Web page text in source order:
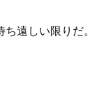
遠しい限りだ。